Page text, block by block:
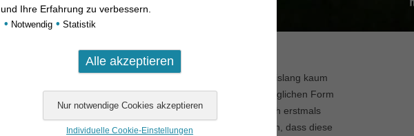
Mosaikfadenfisch (Trichogaster leerii) wurde züchterisch bislang kaum
verändert. Wozu auch, denn er ist ja bereits in der ursprünglichen Form
einer der schönsten Fische der Welt. Wir haben nun jedoch erstmals
goldgelbe Exemplare (Lutinos) erhalten und müssen sagen, dass diese
und Ihre Erfahrung zu verbessern.
• Notwendig • Statistik
Individuelle Cookie-Einstellungen